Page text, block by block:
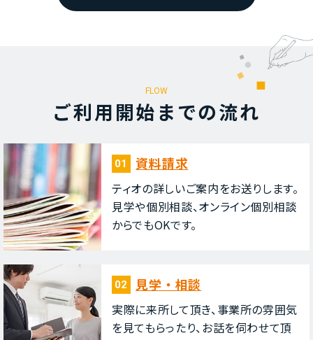
FLOW
ご利⽤開始までの流れ
01 資料請求
ティオの詳しいご案内をお送りします。
⾒学や個別相談、オンライン個別相談
からでもOKです。
02 ⾒学・相談
実際に来所して頂き、事業所の雰囲気
を⾒てもらったり、お話を伺わせて頂